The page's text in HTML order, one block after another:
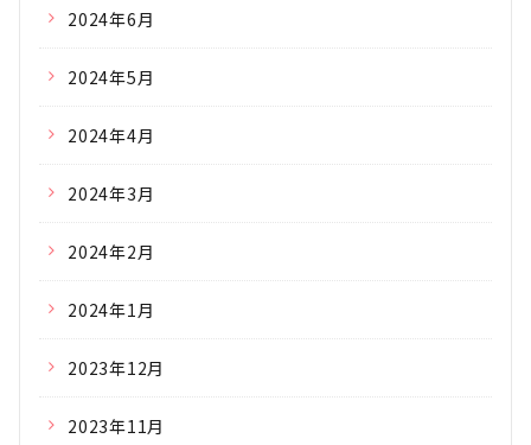
2024年6月
2024年5月
2024年4月
2024年3月
2024年2月
2024年1月
2023年12月
2023年11月